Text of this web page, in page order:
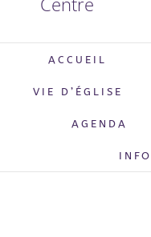
ACCUEIL
VIE D’ÉGLISE
AGENDA